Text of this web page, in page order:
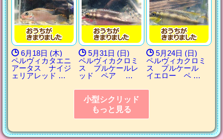
6月18日 (木)
ペルヴィカタエニ
アータス ナイジ
ェリアレッド …
5月31日 (日)
ペルヴィカクロミ
ス プルケールレ
ッド ペア …
5月24日 (日)
ペルヴィカクロミ
ス プルケール
イエロー ペ …
小型シクリッド
もっと見る